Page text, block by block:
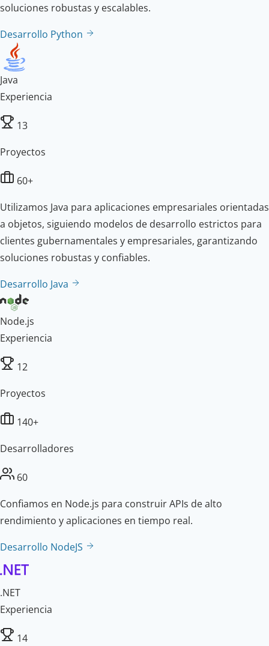
soluciones robustas y escalables.
Desarrollo Python
Java
Experiencia
13
Proyectos
60+
Utilizamos Java para aplicaciones empresariales orientadas
a objetos, siguiendo modelos de desarrollo estrictos para
clientes gubernamentales y empresariales, garantizando
soluciones robustas y confiables.
Desarrollo Java
Node.js
Experiencia
12
Proyectos
140+
Desarrolladores
60
Confiamos en Node.js para construir APIs de alto
rendimiento y aplicaciones en tiempo real.
Desarrollo NodeJS
.NET
Experiencia
14